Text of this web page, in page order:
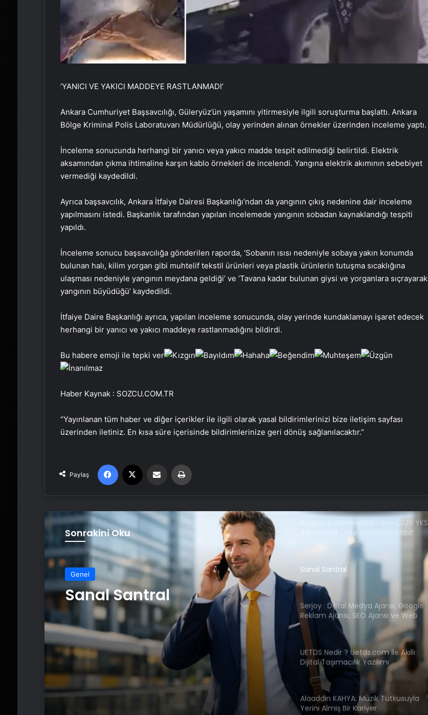
‘YANICI VE YAKICI MADDEYE RASTLANMADI’
Ankara Cumhuriyet Başsavcılığı, Güleryüz’ün yaşamını yitirmesiyle ilgili soruşturma başlattı. Ankara
Bölge Kriminal Polis Laboratuvarı Müdürlüğü, olay yerinden alınan örnekler üzerinden inceleme yaptı.
İnceleme sonucunda herhangi bir yanıcı veya yakıcı madde tespit edilmediği belirtildi. Elektrik
aksamından çıkma ihtimaline karşın kablo örnekleri de incelendi. Yangına elektrik akımının sebebiyet
vermediği kaydedildi.
Ayrıca başsavcılık, Ankara İtfaiye Dairesi Başkanlığı’ndan da yangının çıkış nedenine dair inceleme
yapılmasını istedi. Başkanlık tarafından yapılan incelemede yangının sobadan kaynaklandığı tespiti
yapıldı.
İnceleme sonucu başsavcılığa gönderilen raporda, ‘Sobanın ısısı nedeniyle sobaya yakın konumda
bulunan halı, kilim yorgan gibi muhtelif tekstil ürünleri veya plastik ürünlerin tutuşma sıcaklığına
ulaşması nedeniyle yangının meydana geldiği’ ve ‘Tavana kadar bulunan giysi ve yorganlara sıçrayarak
yangının büyüdüğü’ kaydedildi.
İtfaiye Daire Başkanlığı ayrıca, yapılan inceleme sonucunda, olay yerinde kundaklamayı işaret edecek
herhangi bir yanıcı ve yakıcı maddeye rastlanmadığını bildirdi.
Bu habere emoji ile tepki ver
Haber Kaynak : SOZCU.COM.TR
“Yayınlanan tüm haber ve diğer içerikler ile ilgili olarak yasal bildirimlerinizi bize iletişim sayfası
üzerinden iletiniz. En kısa süre içerisinde bildirimlerinize geri dönüş sağlanılacaktır.”
Paylaş
Facebook Email'den paylaş
Sonrakini Oku
Genel
Sanal Santral
Stratejilerinin Yükselişi
Vira Assistance’tan Türkiye
Genelinde Güvenli Araç Taşıma ve
Ankara halı yıkama fabrikası
Nişantaşı Üniversitesi’nden 2026 YKS
Adaylarına Çifte Güvence: Sabit
Ücret ve Kesintisiz Burs
Sanal Santral
Serjoy : Dijital Medya Ajansı, Google
Reklam Ajansı, SEO Ajansı ve Web
Tasarım Ajansı
UETDS Nedir ? Uetds.com İle Akıllı
Dijital Taşımacılık Yazılımı
Alaaddin KAHYA: Müzik Tutkusuyla
Yerini Almiş Bir Kariyer